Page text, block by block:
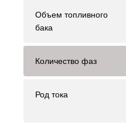
Объем топливного
бака
Количество фаз
Род тока